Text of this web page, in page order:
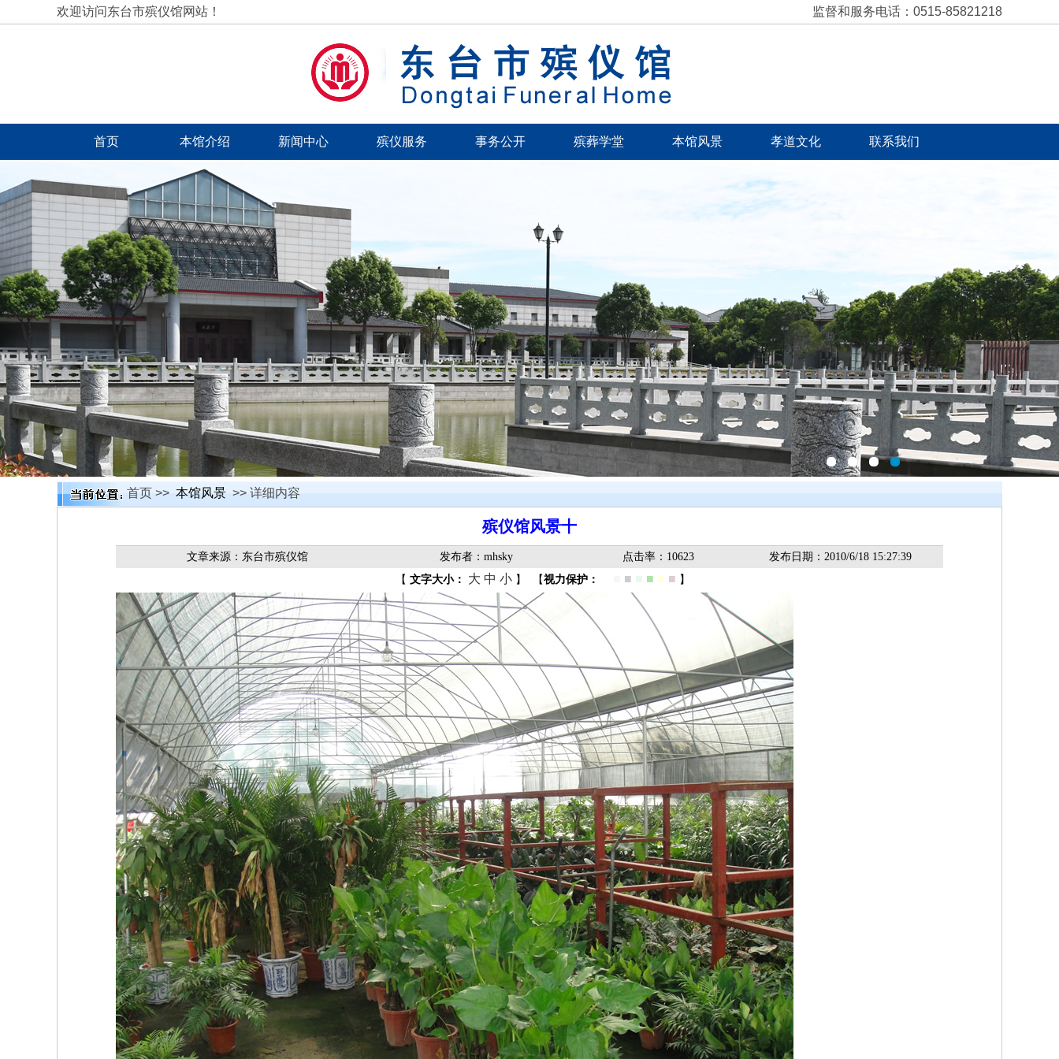
欢迎访问东台市殡仪馆网站！ 监督和服务电话：0515-85821218
首页 本馆介绍 新闻中心 殡仪服务 事务公开 殡葬学堂 本馆风景 孝道文化 联系我们
首页 >> 本馆风景 >> 详细内容
殡仪馆风景十
文章来源：东台市殡仪馆 发布者：mhsky 点击率：10623
发布日期：2010/6/18 15:27:39
【 文字大小： 大 中 小 】 【视力保护： ■ ■ ■ ■ ■ 】